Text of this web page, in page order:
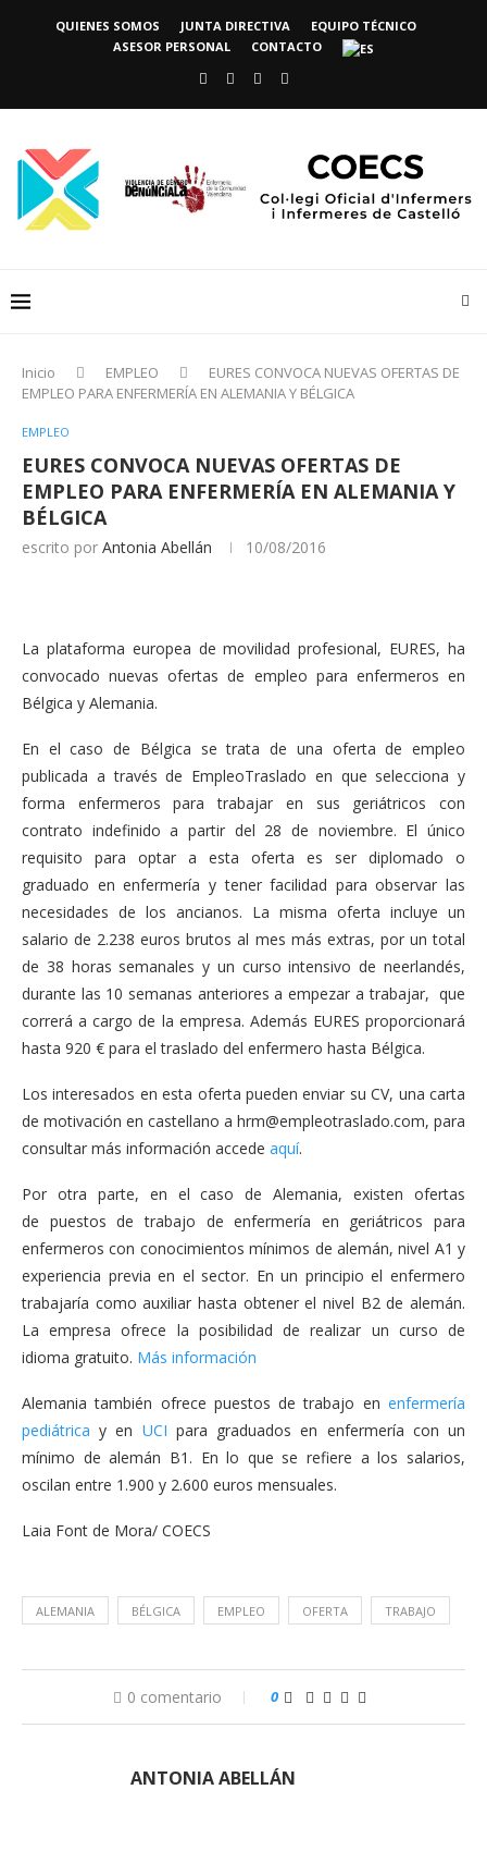
QUIENES SOMOS JUNTA DIRECTIVA
EQUIPO TÉCNICO
ASESOR PERSONAL
CONTACTO
Inicio EMPLEO
EURES CONVOCA NUEVAS OFERTAS DE
EMPLEO PARA ENFERMERÍA EN ALEMANIA Y BÉLGICA
EMPLEO
EURES CONVOCA NUEVAS OFERTAS DE
EMPLEO PARA ENFERMERÍA EN ALEMANIA Y
BÉLGICA
escrito por Antonia Abellán 10/08/2016
La plataforma europea de movilidad profesional, EURES, ha
convocado nuevas ofertas de empleo para enfermeros en
Bélgica y Alemania.
En el caso de Bélgica se trata de una oferta de empleo
publicada a través de EmpleoTraslado en que selecciona y
forma enfermeros para trabajar en sus geriátricos con
contrato indefinido a partir del 28 de noviembre. El único
requisito para optar a esta oferta es ser diplomado o
graduado en enfermería y tener facilidad para observar las
necesidades de los ancianos. La misma oferta incluye un
salario de 2.238 euros brutos al mes más extras, por un total
de 38 horas semanales y un curso intensivo de neerlandés,
durante las 10 semanas anteriores a empezar a trabajar, que
correrá a cargo de la empresa. Además EURES proporcionará
hasta 920 € para el traslado del enfermero hasta Bélgica.
Los interesados en esta oferta pueden enviar su CV, una carta
de motivación en castellano a hrm@empleotraslado.com, para
consultar más información accede aquí.
Por otra parte, en el caso de Alemania, existen ofertas
de puestos de trabajo de enfermería en geriátricos para
enfermeros con conocimientos mínimos de alemán, nivel A1 y
experiencia previa en el sector. En un principio el enfermero
trabajaría como auxiliar hasta obtener el nivel B2 de alemán.
La empresa ofrece la posibilidad de realizar un curso de
idioma gratuito. Más información
Alemania también ofrece puestos de trabajo en enfermería
pediátrica y en UCI para graduados en enfermería con un
mínimo de alemán B1. En lo que se refiere a los salarios,
oscilan entre 1.900 y 2.600 euros mensuales.
Laia Font de Mora/ COECS
ALEMANIA BÉLGICA EMPLEO OFERTA TRABAJO
0 comentario 0
ANTONIA ABELLÁN